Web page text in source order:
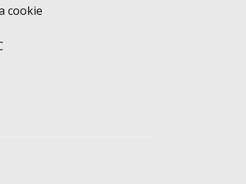
cookie